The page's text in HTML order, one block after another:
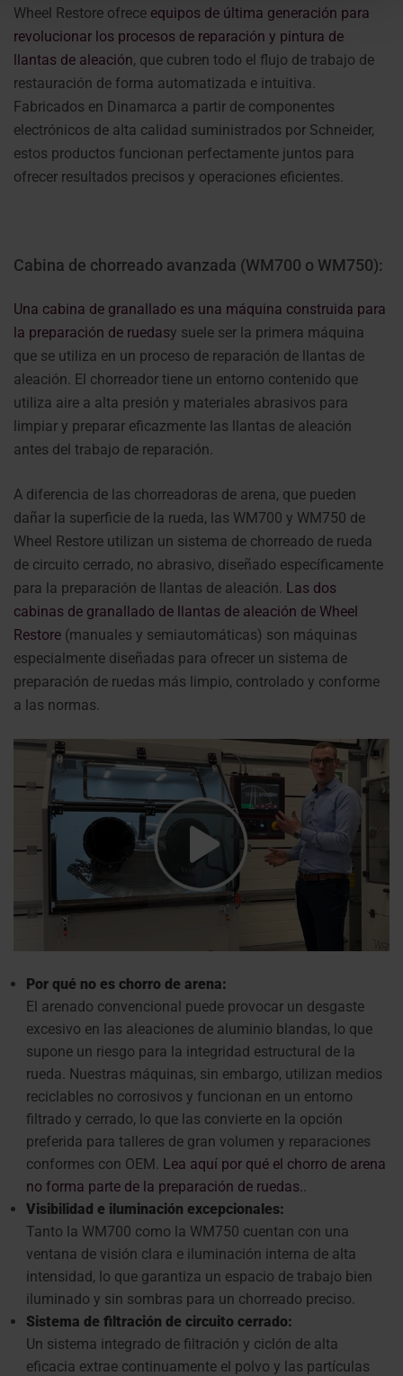
Wheel Restore ofrece equipos de última generación para
revolucionar los procesos de reparación y pintura de
llantas de aleación, que cubren todo el flujo de trabajo de
restauración de forma automatizada e intuitiva.
Fabricados en Dinamarca a partir de componentes
electrónicos de alta calidad suministrados por Schneider,
estos productos funcionan perfectamente juntos para
ofrecer resultados precisos y operaciones eficientes.
Cabina de chorreado avanzada (WM700 o WM750):
Una cabina de granallado es una máquina construida para
la preparación de ruedasy suele ser la primera máquina
que se utiliza en un proceso de reparación de llantas de
aleación. El chorreador tiene un entorno contenido que
utiliza aire a alta presión y materiales abrasivos para
limpiar y preparar eficazmente las llantas de aleación
antes del trabajo de reparación.
A diferencia de las chorreadoras de arena, que pueden
dañar la superficie de la rueda, las WM700 y WM750 de
Wheel Restore utilizan un sistema de chorreado de rueda
de circuito cerrado, no abrasivo, diseñado específicamente
para la preparación de llantas de aleación. Las dos
cabinas de granallado de llantas de aleación de Wheel
Restore (manuales y semiautomáticas) son máquinas
especialmente diseñadas para ofrecer un sistema de
preparación de ruedas más limpio, controlado y conforme
a las normas.
Por qué no es chorro de arena:
El arenado convencional puede provocar un desgaste
excesivo en las aleaciones de aluminio blandas, lo que
supone un riesgo para la integridad estructural de la
rueda. Nuestras máquinas, sin embargo, utilizan medios
reciclables no corrosivos y funcionan en un entorno
filtrado y cerrado, lo que las convierte en la opción
preferida para talleres de gran volumen y reparaciones
conformes con OEM. Lea aquí por qué el chorro de arena
no forma parte de la preparación de ruedas.
Visibilidad e iluminación excepcionales:
Tanto la WM700 como la WM750 cuentan con una
ventana de visión clara e iluminación interna de alta
intensidad, lo que garantiza un espacio de trabajo bien
iluminado y sin sombras para un chorreado preciso.
Sistema de filtración de circuito cerrado:
Un sistema integrado de filtración y ciclón de alta
eficacia extrae continuamente el polvo y las partículas